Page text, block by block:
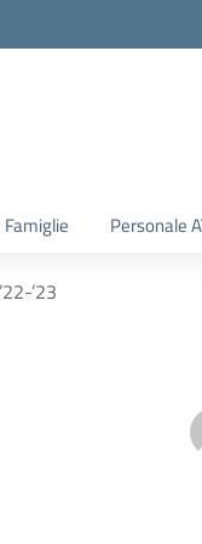
Famiglie Personale
’23